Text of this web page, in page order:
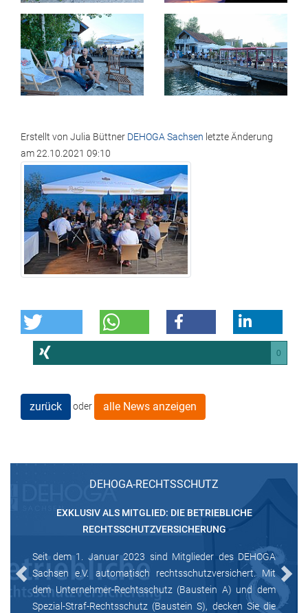
Erstellt von Julia Büttner DEHOGA Sachsen letzte Änderung
am22.10.2021 09:10
0
zurück oder alle News anzeigen
DEHOGA-RECHTSSCHUTZ
EXKLUSIV ALS MITGLIED: DIE BETRIEBLICHE
RECHTSSCHUTZVERSICHERUNG
Seit dem 1. Januar 2023 sind Mitglieder des DEHOGA
Sachsen e.V. automatisch rechtsschutzversichert. Mit
dem Unternehmer-Rechtsschutz (Baustein A) und dem
Spezial-Straf-Rechtsschutz (Baustein S), decken Sie die
Previous Next